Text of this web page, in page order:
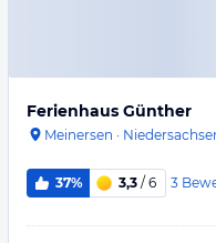
Ferienhaus Günther
Meinersen ·
37% 3,3 / 6 3